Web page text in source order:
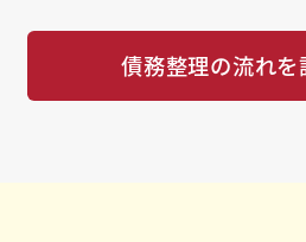
債務整理の流れを